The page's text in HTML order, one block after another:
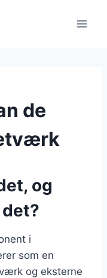
de
og
i
som en
og eksterne